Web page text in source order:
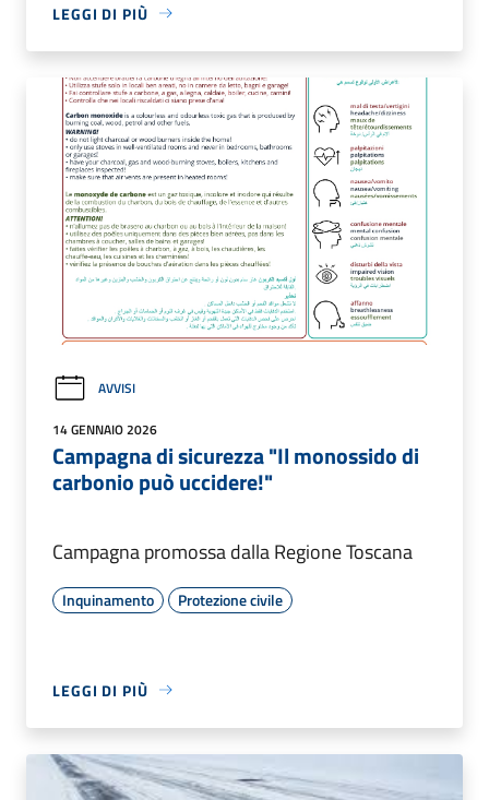
LEGGI DI PIÙ
AVVISI
14 GENNAIO 2026
Campagna di sicurezza "Il monossido di
carbonio può uccidere!"
Campagna promossa dalla Regione Toscana
Inquinamento Protezione civile
LEGGI DI PIÙ